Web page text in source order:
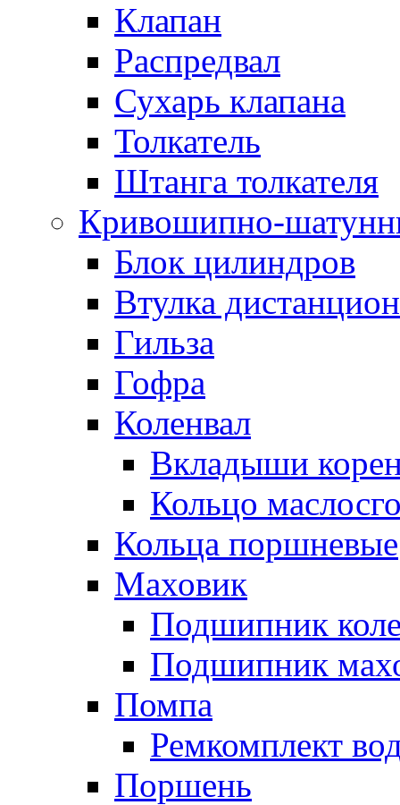
Клапан
Распредвал
Сухарь клапана
Толкатель
Штанга толкателя
Кривошипно-
Блок цилиндров
Втулка
Гильза
Гофра
Коленвал
Вкладыши
Кольцо
Кольца поршневые
Маховик
Подшипник
Подшипник
Помпа
Ремкомплект
Поршень